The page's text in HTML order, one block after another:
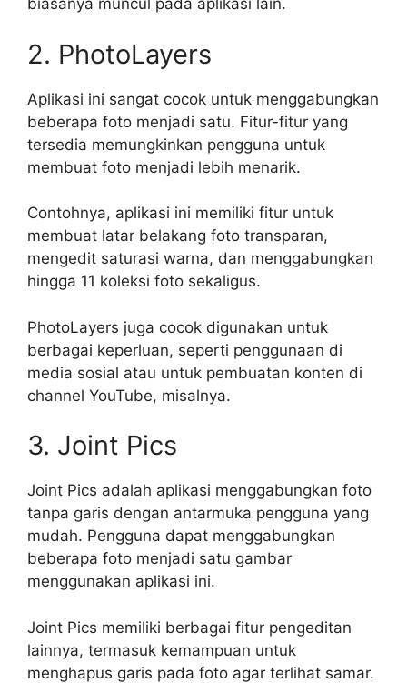
biasanya muncul pada aplikasi lain.
2. PhotoLayers
Aplikasi ini sangat cocok untuk menggabungkan
beberapa foto menjadi satu. Fitur-fitur yang
tersedia memungkinkan pengguna untuk
membuat foto menjadi lebih menarik.
Contohnya, aplikasi ini memiliki fitur untuk
membuat latar belakang foto transparan,
mengedit saturasi warna, dan menggabungkan
hingga 11 koleksi foto sekaligus.
PhotoLayers juga cocok digunakan untuk
berbagai keperluan, seperti penggunaan di
media sosial atau untuk pembuatan konten di
channel YouTube, misalnya.
3. Joint Pics
Joint Pics adalah aplikasi menggabungkan foto
tanpa garis dengan antarmuka pengguna yang
mudah. Pengguna dapat menggabungkan
beberapa foto menjadi satu gambar
menggunakan aplikasi ini.
Joint Pics memiliki berbagai fitur pengeditan
lainnya, termasuk kemampuan untuk
menghapus garis pada foto agar terlihat samar.